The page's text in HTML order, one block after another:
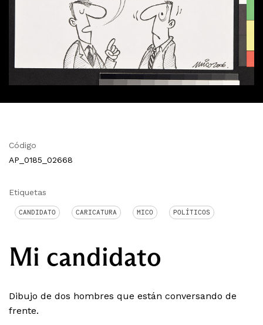
Código
AP_0185_02668
Etiquetas
CANDIDATO CARICATURA MICO POLÍTICOS
Mi candidato
Dibujo de dos hombres que están conversando de
frente.